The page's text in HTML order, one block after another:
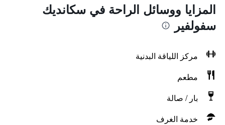
المزايا ووسائل الراحة في سكانديك
سفولفير
مركز اللياقة البدنية
مطعم
بار / صالة
خدمة الغرف